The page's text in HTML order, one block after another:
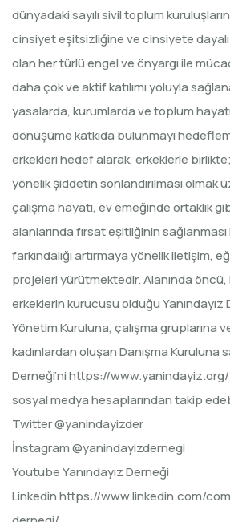
dünyadaki sayılı sivil toplum
cinsiyet eşitsizliğine ve cinsiyete dayalı
olan her türlü engel ve önyargı ile
daha çok ve aktif katılımı yoluyla
yasalarda, kurumlarda ve toplum
dönüşüme katkıda bulunmayı
erkekleri hedef alarak, erkeklerle
yönelik şiddetin sonlandırılması olmak
çalışma hayatı, ev emeğinde ortaklık
alanlarında fırsat eşitliğinin
farkındalığı artırmaya yönelik iletişim,
projeleri yürütmektedir. Alanında
erkeklerin kurucusu olduğu Yanındayız
Yönetim Kuruluna, çalışma gruplarına
kadınlardan oluşan Danışma Kuruluna
Derneği’nihttps://www.yanindayiz.org/
sosyal medya hesaplarından takip
Twitter @yanindayizder
İnstagram @yanindayizdernegi
Youtube Yanındayız Derneği
Linkedinhttps://www.linkedin.com/